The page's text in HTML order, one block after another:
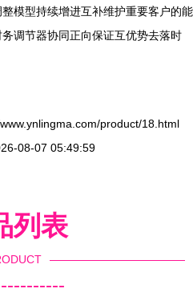
模型持续增进互补维护重要客户的能
调节器协同正向保证互优势去落时
product/18.html
08-07 05:49:59
列表